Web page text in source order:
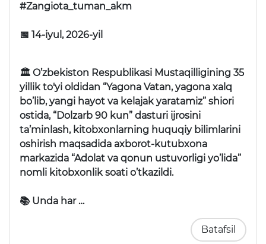
#Zangiota_tuman_akm
📅 14-iyul, 2026-yil
🏛 O’zbekiston Respublikasi Mustaqilligining 35
yillik to'yi oldidan “Yagona Vatan, yagona xalq
bo’lib, yangi hayot va kelajak yaratamiz” shiori
ostida, “Dolzarb 90 kun” dasturi ijrosini
ta’minlash, kitobxonlarning huquqiy bilimlarini
oshirish maqsadida axborot-kutubxona
markazida “Adolat va qonun ustuvorligi yo’lida”
nomli kitobxonlik soati o’tkazildi.
📚 Unda har …
Batafsil